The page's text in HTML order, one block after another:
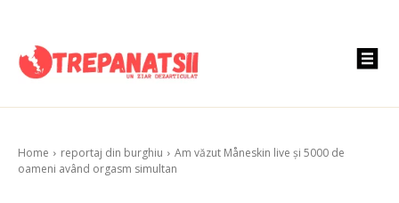
Home reportaj din burghiu
Am văzut Måneskin live și 5000 de
oameni având orgasm simultan